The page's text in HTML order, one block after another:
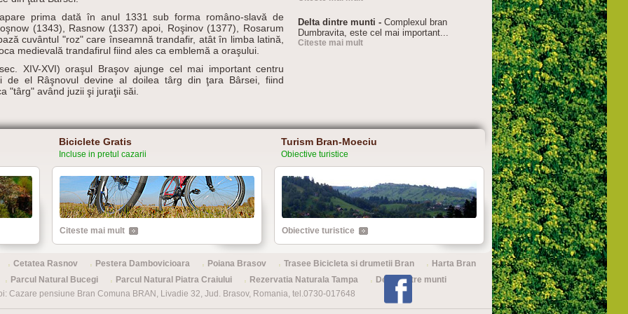
prima dată în anul 1331 sub forma româno-slavă de
(1343), Rasnow (1337) apoi, Roşinov (1377), Rosarum
cuvântul "roz" care înseamnă trandafir, atât în limba latină,
medievală trandafirul fiind ales ca emblemă a oraşului.
XIV-XVI) oraşul Braşov ajunge cel mai important centru
de el Râşnovul devine al doilea târg din ţara Bârsei, fiind
"târg" având juzii şi juraţii săi.
Delta dintre munti - Complexul bran
Dumbravita, este cel mai important...
Citeste mai mult
Biciclete Gratis
Incluse in pretul cazarii
Citeste mai mult
Turism Bran-Moeciu
Obiective turistice
Obiective turistice
Cetatea Rasnov Pestera Dambovicioara Poiana Brasov Trasee Bicicleta si drumetii Bran
Harta Bran
Parcul Natural Bucegi
Parcul Natural Piatra Craiului Rezervatia Naturala Tampa
Delta dintre munti
Cazare pensiune Bran Comuna BRAN, Livadie 32, Jud. Brasov, Romania, tel.0730-017648